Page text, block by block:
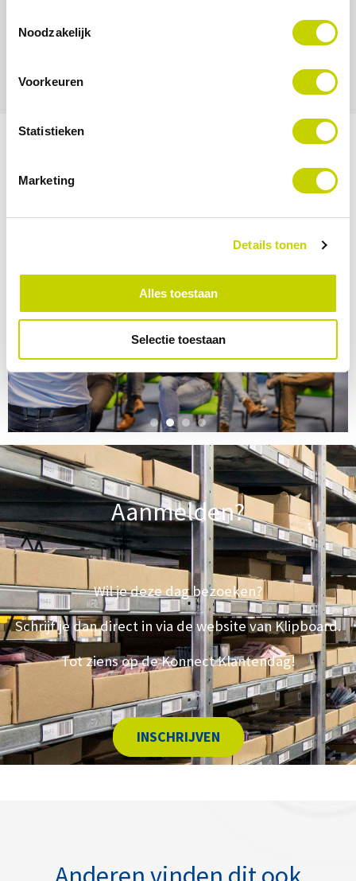
Noodzakelijk
Voorkeuren
Statistieken
Marketing
Details tonen
Alles toestaan
Selectie toestaan
Aanmelden?
Wil je deze dag bezoeken?
Schrijf je dan direct in via de website van Klipboard.
Tot ziens op de Konnect Klantendag!
INSCHRIJVEN